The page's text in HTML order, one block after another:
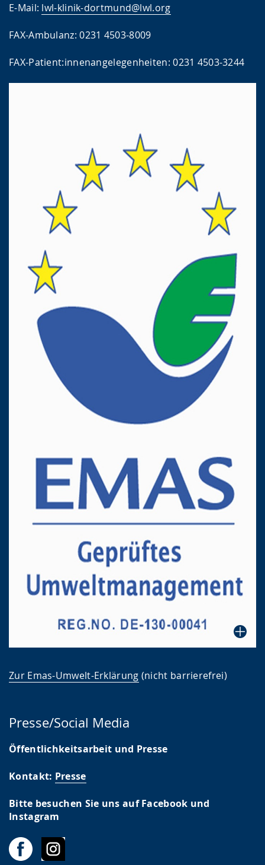
E-Mail: lwl-klinik-dortmund@lwl.org
FAX-Ambulanz: 0231 4503-8009
FAX-Patient:innenangelegenheiten: 0231 4503-3244
Zur Emas-Umwelt-Erklärung (nicht barrierefrei)
Presse/Social Media
Öffentlichkeitsarbeit und Presse
Kontakt: Presse
Bitte besuchen Sie uns auf Facebook und
Instagram